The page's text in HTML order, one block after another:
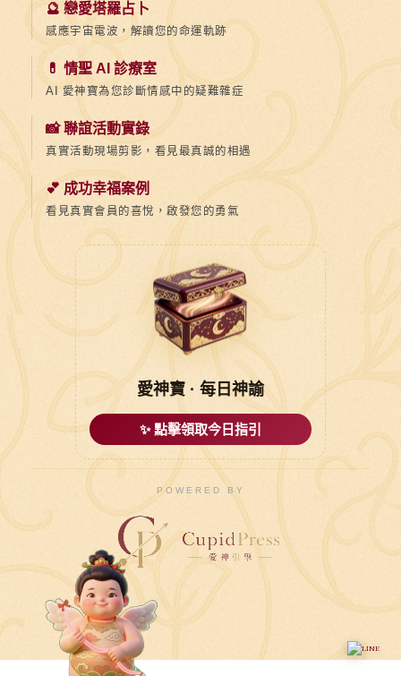
🔮 戀愛塔羅占卜
感應宇宙電波，解讀您的命運軌跡
💊 情聖 AI 診療室
AI 愛神寶為您診斷情感中的疑難雜症
📸 聯誼活動實錄
真實活動現場剪影，看見最真誠的相遇
💕 成功幸福案例
看見真實會員的喜悅，啟發您的勇氣
愛神寶 · 每日神諭
✨ 點擊領取今日指引
POWERED BY